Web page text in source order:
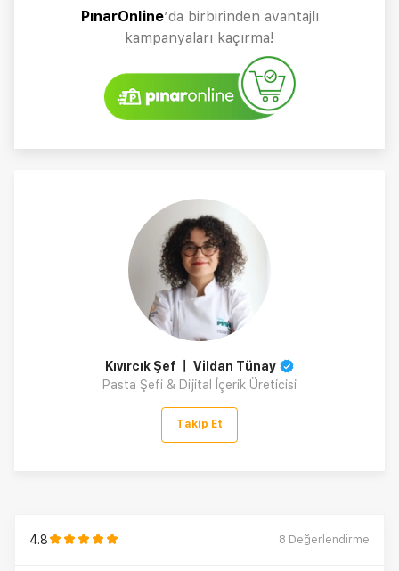
PınarOnline’da birbirinden avantajlı
kampanyaları kaçırma!
Kıvırcık Şef 〡 Vildan Tünay
Pasta Şefi & Dijital İçerik Üreticisi
Takip Et
4.8 8 Değerlendirme